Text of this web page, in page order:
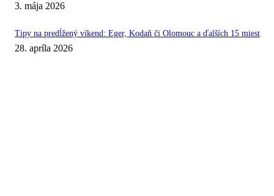
3. mája 2026
Tipy na predĺžený víkend: Eger, Kodaň či Olomouc a ďalších 15 miest
28. apríla 2026